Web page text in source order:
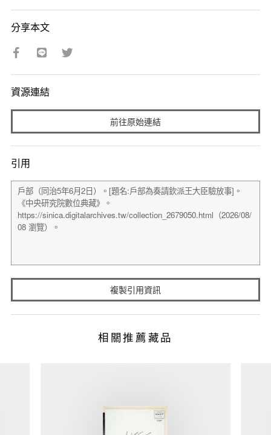
分享本文
資源連結
前往原始連結
引用
複製引用資訊
相關推薦藏品